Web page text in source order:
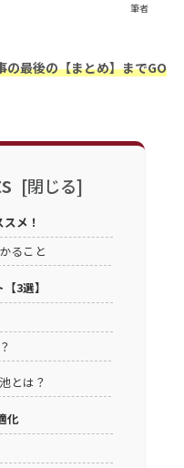
筆者
の最後の【まとめ】までGO
メ！
ること
3選】
とは？
化